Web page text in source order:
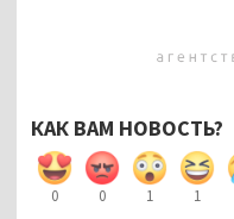
КАК ВАМ НОВОСТЬ?
0 0 1 1